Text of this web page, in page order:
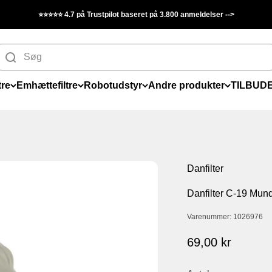
🚛 BILLIG FRAGT fra kun 19,95 kr.
Emhættefiltre Robotudstyr Andre produkter TILBUD
Danfilter
Danfilter C-19
Varenummer: 1026976
Salgspris
69,00 kr